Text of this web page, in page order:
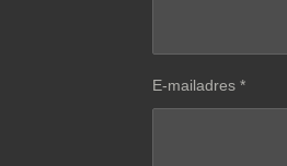
E-mailadres *